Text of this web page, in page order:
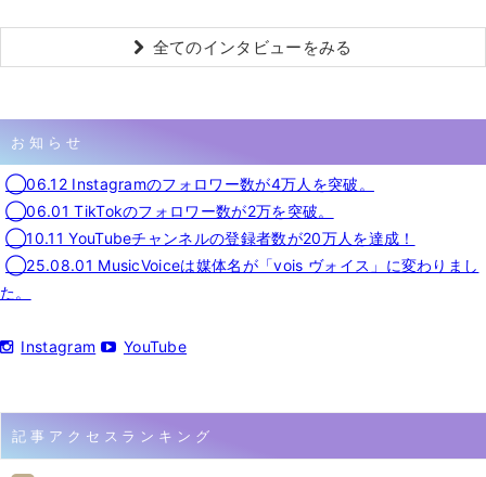
全てのインタビューをみる
お知らせ
◯06.12 Instagramのフォロワー数が4万人を突破。
◯06.01 TikTokのフォロワー数が2万を突破。
◯10.11 YouTubeチャンネルの登録者数が20万人を達成！
◯25.08.01 MusicVoiceは媒体名が「vois ヴォイス」に変わりまし
た。
Instagram YouTube
記事アクセスランキング